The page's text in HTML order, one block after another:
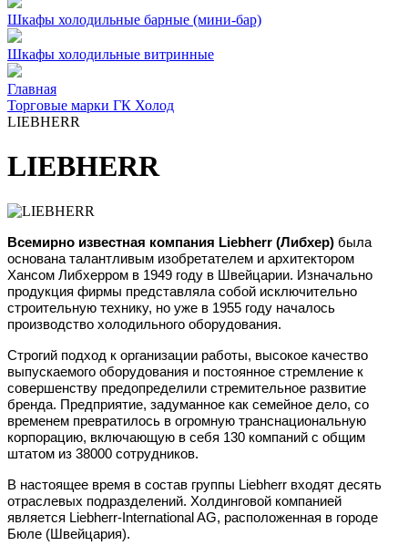
Шкафы холодильные барные (мини-бар)
Шкафы холодильные витринные
Главная
Торговые марки ГК Холод
LIEBHERR
LIEBHERR
Всемирно известная компания Liebherr (Либхер) была
основана талантливым изобретателем и архитектором
Хансом Либхерром в 1949 году в Швейцарии. Изначально
продукция фирмы представляла собой исключительно
строительную технику, но уже в 1955 году началось
производство холодильного оборудования.
Строгий подход к организации работы, высокое качество
выпускаемого оборудования и постоянное стремление к
совершенству предопределили стремительное развитие
бренда. Предприятие, задуманное как семейное дело, со
временем превратилось в огромную транснациональную
корпорацию, включающую в себя 130 компаний с общим
штатом из 38000 сотрудников.
В настоящее время в состав группы Liebherr входят десять
отраслевых подразделений. Холдинговой компанией
является Liebherr-International AG, расположенная в городе
Бюле (Швейцария).